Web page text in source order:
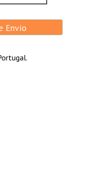
Envío